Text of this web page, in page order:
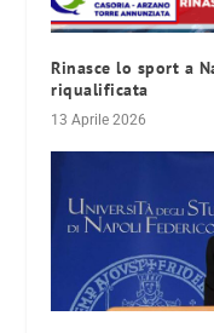
Rinasce lo sport a
riqualificata
13 Aprile 2026